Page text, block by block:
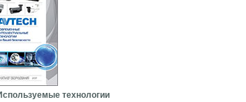
технологии